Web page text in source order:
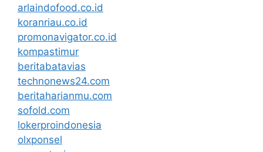
arlaindofood.co.id
koranriau.co.id
promonavigator.co.id
kompastimur
beritabatavias
technonews24.com
beritaharianmu.com
sofold.com
lokerproindonesia
olxponsel